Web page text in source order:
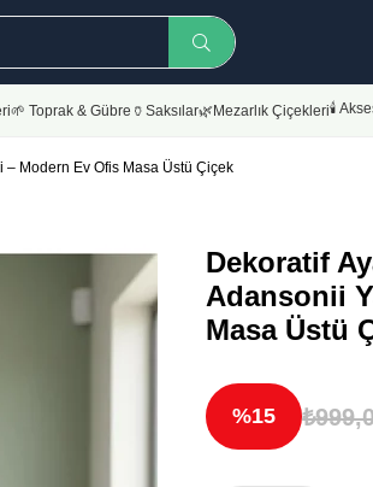
🌱 Toprak & Gübre 🏺Saksılar🌿Mezarlık Çiçekleri🕯
– Modern Ev Ofis Masa Üstü Çiçek
Dekoratif
Adansonii
Masa Üstü
15